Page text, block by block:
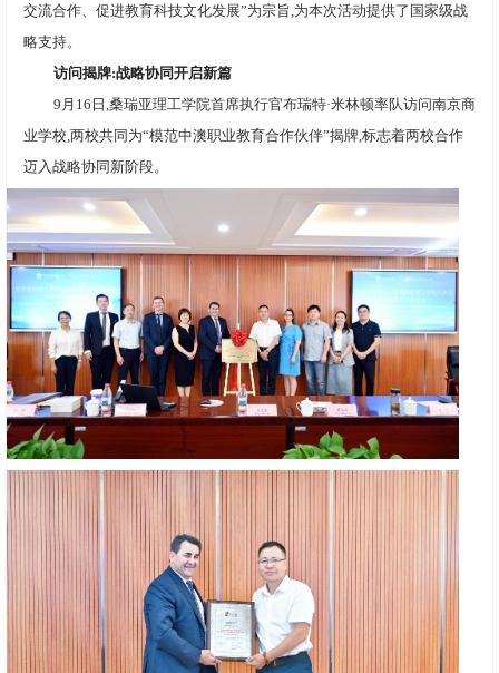
交流合作、促进教育科技文化发展”为宗旨,为本次活动提供了国家级战
略支持。
访问揭牌:战略协同开启新篇
9月16日,桑瑞亚理工学院首席执行官布瑞特·米林顿率队访问南京商
业学校,两校共同为“模范中澳职业教育合作伙伴”揭牌,标志着两校合作
迈入战略协同新阶段。